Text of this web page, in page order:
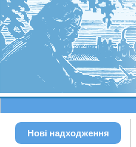
Нові надходження